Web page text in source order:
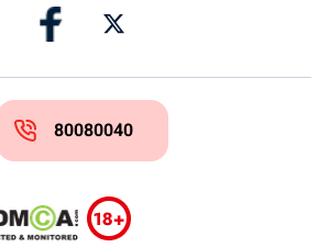
80080040